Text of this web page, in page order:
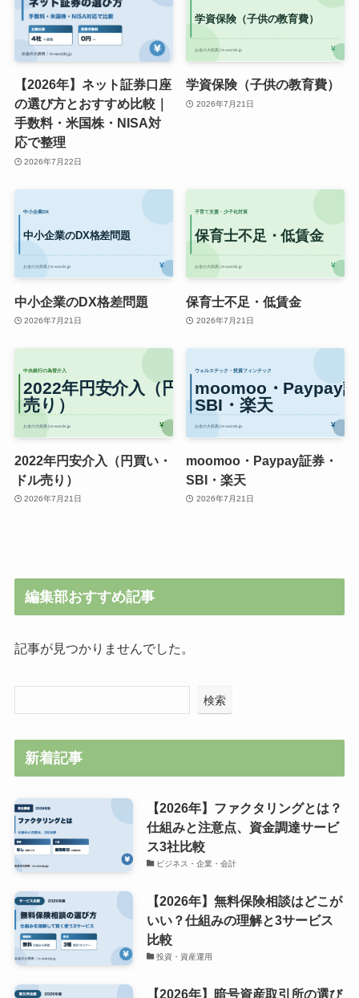
【2026年】ネット証券口座
の選び方とおすすめ比較｜
手数料・米国株・NISA対
応で整理
2026年7月22日
学資保険（子供の教育費）
2026年7月21日
中小企業のDX格差問題
2026年7月21日
保育士不足・低賃金
2026年7月21日
2022年円安介入（円買い・
ドル売り）
2026年7月21日
moomoo・Paypay証券・
SBI・楽天
2026年7月21日
編集部おすすめ記事
記事が見つかりませんでした。
検索
新着記事
【2026年】ファクタリングとは？
仕組みと注意点、資金調達サービ
ス3社比較
ビジネス・企業・会計
【2026年】無料保険相談はどこが
いい？仕組みの理解と3サービス
比較
投資・資産運用
【2026年】暗号資産取引所の選び